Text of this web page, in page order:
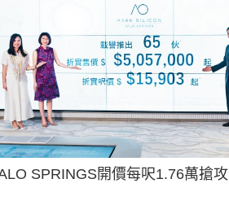
SPRINGS開價每呎1.76萬搶攻